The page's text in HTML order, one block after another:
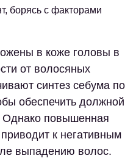
борясь с факторами
в коже головы в
от волосяных
синтез себума по
обеспечить должной
Однако повышенная
к негативным
выпадению волос.